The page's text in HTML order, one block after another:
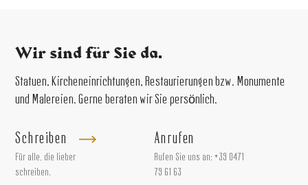
Wir sind für Sie da.
Statuen, Kircheneinrichtungen, Restaurierungen bzw. Monumente
und Malereien. Gerne beraten wir Sie persönlich.
Schreiben
Für alle, die lieber
schreiben.
Anrufen
Rufen Sie uns an: +39 0471
79 61 63